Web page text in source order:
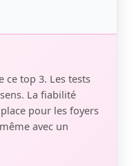
ce top 3. Les tests
La fiabilité
pour les foyers
avec un